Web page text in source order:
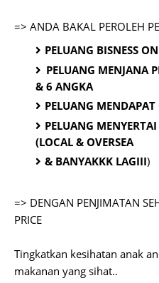
=> ANDA BAKAL PEROLEH
PELUANG BISNESS
PELUANG MENJANA
& 6 ANGKA
PELUANG
PELUANG
(LOCAL & OVERSEA
& BANYAKKK LAGIII)
=> DENGAN PENJIMATAN
PRICE
Tingkatkan kesihatan anak
makanan yang sihat..